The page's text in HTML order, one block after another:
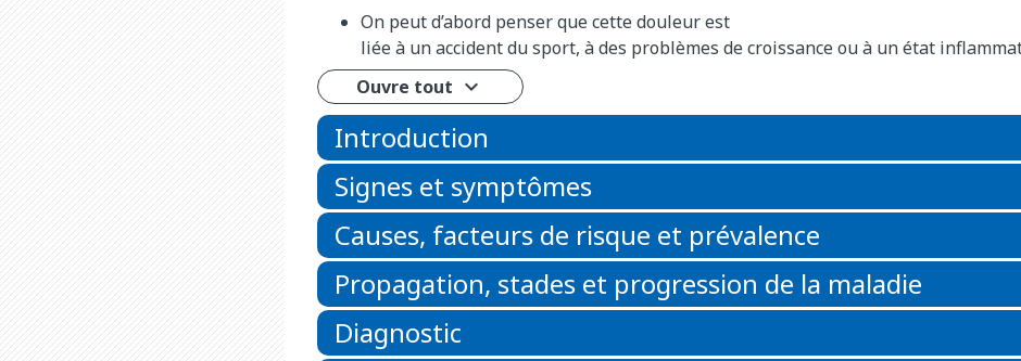
On peut d’abord penser que cette douleur est
liée à un accident du sport, à des problèmes de croissance ou à un état
Ouvre tout
Introduction
Signes et symptômes
Causes, facteurs de risque et prévalence
Propagation, stades et progression de la maladie
Diagnostic